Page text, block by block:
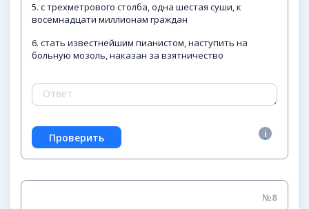
5. с трехметрового столба, одна шестая суши, к
восемнадцати миллионам граждан
6. стать известнейшим пианистом, наступить на
больную мозоль, наказан за взятничество
№8